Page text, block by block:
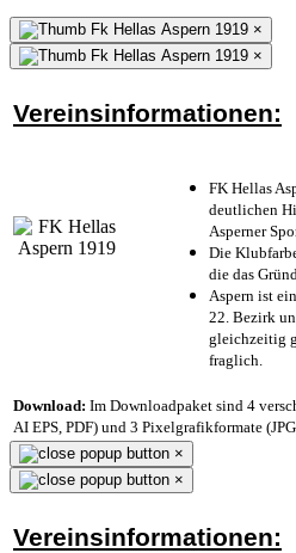
×
×
Vereinsinformationen:
FK Hellas
deutlichen
Asperner
Die
die das
Aspern ist
22. Bezirk
gleichzeitig
fraglich.
Download: Im Downloadpaket sind 4
AI EPS, PDF) und 3 Pixelgrafikformate
×
×
Vereinsinformationen: